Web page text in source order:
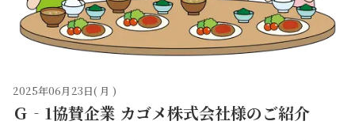
2025年06月23日( 月 )
Ｇ‐1協賛企業 カゴメ株式会社様のご紹介